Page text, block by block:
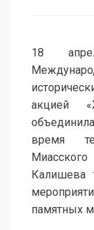
18
акцией
время
Калишева
памятных